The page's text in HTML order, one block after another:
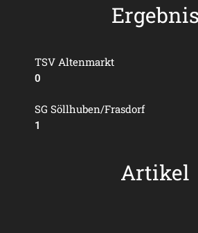
Ergebnis
TSV Altenmarkt
0
SG Söllhuben/Frasdorf
1
Artikel